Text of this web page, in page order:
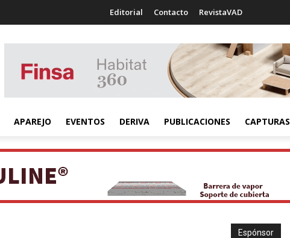
Editorial Contacto RevistaVAD
APAREJO EVENTOS DERIVA PUBLICACIONES CAPTURAS
Espónsor